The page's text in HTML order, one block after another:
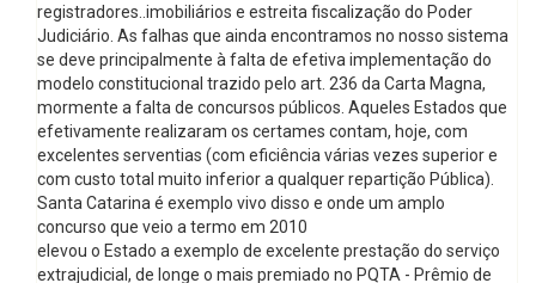
registradores..imobiliários e estreita fiscalização do Poder
Judiciário. As falhas que ainda encontramos no nosso sistema
se deve principalmente à falta de efetiva implementação do
modelo constitucional trazido pelo art. 236 da Carta Magna,
mormente a falta de concursos públicos. Aqueles Estados que
efetivamente realizaram os certames contam, hoje, com
excelentes serventias (com eficiência várias vezes superior e
com custo total muito inferior a qualquer repartição Pública).
Santa Catarina é exemplo vivo disso e onde um amplo
concurso que veio a termo em 2010
elevou o Estado a exemplo de excelente prestação do serviço
extrajudicial, de longe o mais premiado no PQTA - Prêmio de